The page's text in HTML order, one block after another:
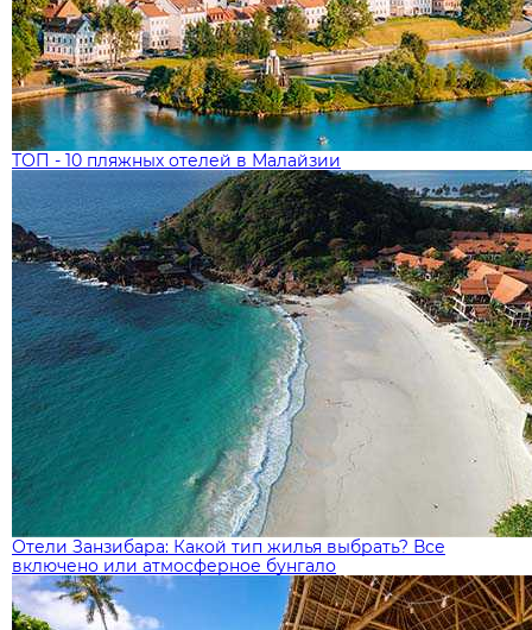
ТОП - 10 пляжных отелей в Малайзии
Отели Занзибара: Какой тип жилья выбрать? Все
включено или атмосферное бунгало